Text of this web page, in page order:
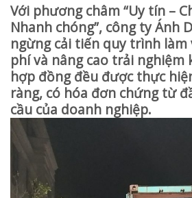
Với phương châm “Uy tín –
Nhanh chóng”, công ty Ánh
ngừng cải tiến quy trình làm
phí và nâng cao trải nghiệm
hợp đồng đều được thực
ràng, có hóa đơn chứng từ
cầu của doanh nghiệp.